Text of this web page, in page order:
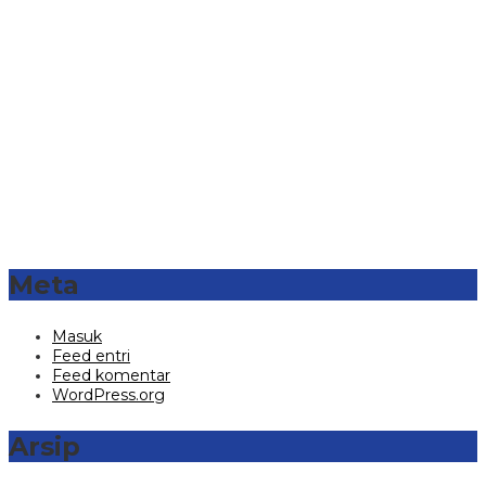
Meta
Masuk
Feed entri
Feed komentar
WordPress.org
Arsip